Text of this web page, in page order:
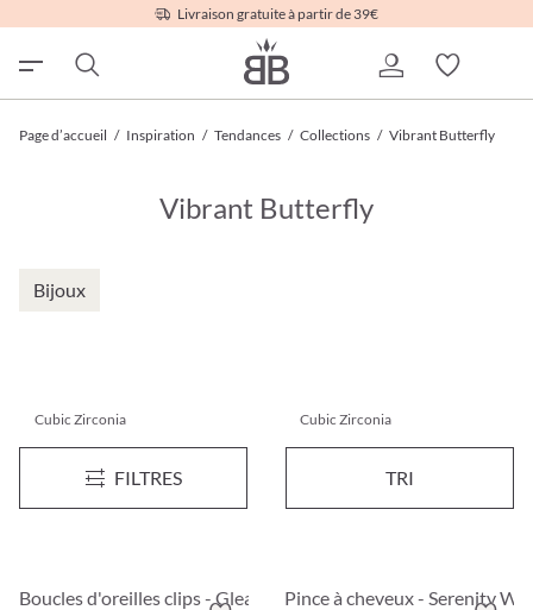
Livraison gratuite à partir de 39€
Page d’accueil / Inspiration / Tendances / Collections / Vibrant Butterfly
Vibrant Butterfly
Bijoux
FILTRES TRI
Cubic Zirconia
Collier - Cute Swarm
Cubic Zirconia
Ensemble de broches -
Boucles d'oreilles clips - Gleaming ThingPince à cheveux - Serenity